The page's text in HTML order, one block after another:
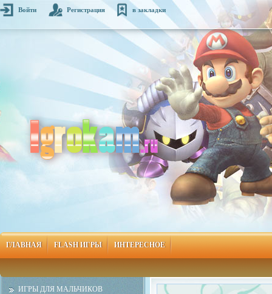
Войти Регистрация в закладки
ГЛАВНАЯ FLASH ИГРЫ ИНТЕРЕСНОЕ
ИГРЫ ДЛЯ МАЛЬЧИКОВ